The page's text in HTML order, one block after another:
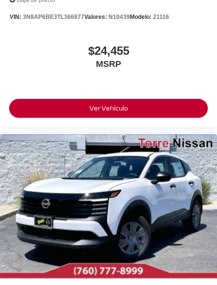
VIN: 3N8AP6BE3TL366977Valores: N10439Modelo: 21116
$24,455
MSRP
Ver Vehículo